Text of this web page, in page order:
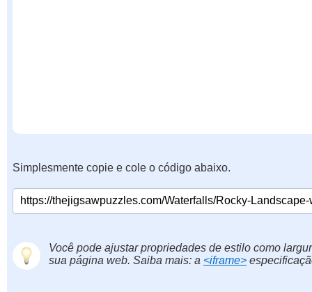
Simplesmente copie e cole o código abaixo.
Você pode ajustar propriedades de estilo como
sua página web. Saiba mais: a <iframe>